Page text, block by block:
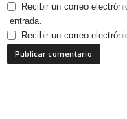
Recibir un correo
entrada.
Recibir un correo